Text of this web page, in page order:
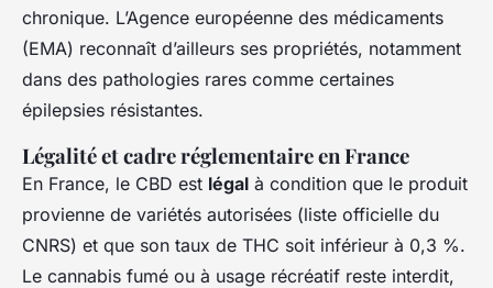
chronique. L’Agence européenne des médicaments
(EMA) reconnaît d’ailleurs ses propriétés, notamment
dans des pathologies rares comme certaines
épilepsies résistantes.
Légalité et cadre réglementaire en France
En France, le CBD est légal à condition que le produit
provienne de variétés autorisées (liste officielle du
CNRS) et que son taux de THC soit inférieur à 0,3 %.
Le cannabis fumé ou à usage récréatif reste interdit,